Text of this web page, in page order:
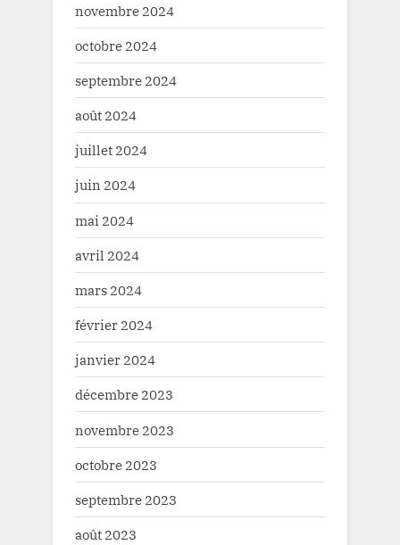
novembre 2024
octobre 2024
septembre 2024
août 2024
juillet 2024
juin 2024
mai 2024
avril 2024
mars 2024
février 2024
janvier 2024
décembre 2023
novembre 2023
octobre 2023
septembre 2023
août 2023